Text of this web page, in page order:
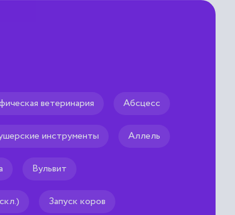
в целом над
ветеринария Абсцесс
инструменты Аллель
Вульвит
Запуск коров